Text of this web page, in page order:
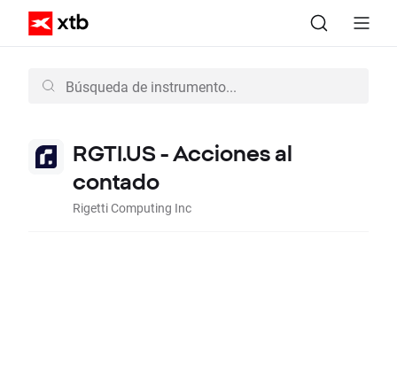
RGTI.US - Acciones al
contado
Rigetti Computing Inc